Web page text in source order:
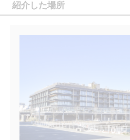
紹介した場所